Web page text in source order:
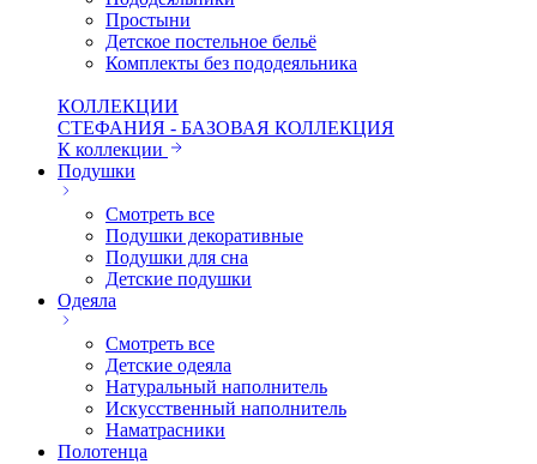
Простыни
Детское постельное бельё
Комплекты без пододеяльника
КОЛЛЕКЦИИ
СТЕФАНИЯ - БАЗОВАЯ КОЛЛЕКЦИЯ
К коллекции
Подушки
Смотреть все
Подушки декоративные
Подушки для сна
Детские подушки
Одеяла
Смотреть все
Детские одеяла
Натуральный наполнитель
Искуcственный наполнитель
Наматрасники
Полотенца